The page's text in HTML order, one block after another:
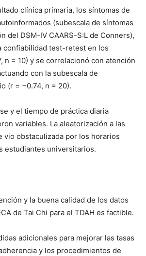
clínica primaria, los síntomas de
(subescala de síntomas
del DSM-IV CAARS-S:L de Conners),
confiabilidad test-retest en los
n = 10) y se correlacionó con atención
con la subescala de
(r = −0.74, n = 20).
y el tiempo de práctica diaria
variables. La aleatorización a las
vio obstaculizada por los horarios
estudiantes universitarios.
y la buena calidad de los datos
de Tai Chi para el TDAH es factible.
adicionales para mejorar las tasas
y los procedimientos de